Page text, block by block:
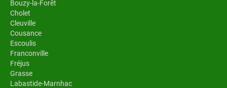
Bouzy-la-Forêt
Cholet
Cleuville
Cousance
Escoulis
Franconville
Fréjus
Grasse
Labastide-Marnhac